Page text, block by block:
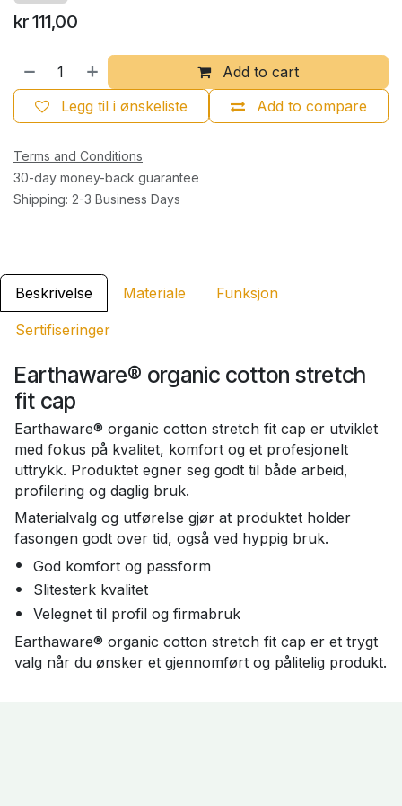
kr111,00
Add to cart
Add to compare
Legg til i ønskeliste
Terms and Conditions
30-day money-back guarantee
Shipping: 2-3 Business Days
Beskrivelse Materiale Funksjon
Sertifiseringer
Earthaware® organic cotton stretch
fit cap
Earthaware® organic cotton stretch fit cap er utviklet
med fokus på kvalitet, komfort og et profesjonelt
uttrykk. Produktet egner seg godt til både arbeid,
profilering og daglig bruk.
Materialvalg og utførelse gjør at produktet holder
fasongen godt over tid, også ved hyppig bruk.
God komfort og passform
Slitesterk kvalitet
Velegnet til profil og firmabruk
Earthaware® organic cotton stretch fit cap er et trygt
valg når du ønsker et gjennomført og pålitelig produkt.